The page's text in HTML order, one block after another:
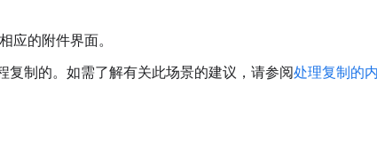
应的附件界面。
复制的。如需了解有关此场景的建议，请参阅处理复制的